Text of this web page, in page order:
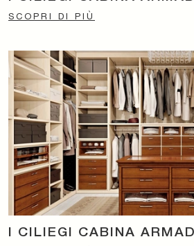
SCOPRI DI PIÙ
I CILIEGI CABINA